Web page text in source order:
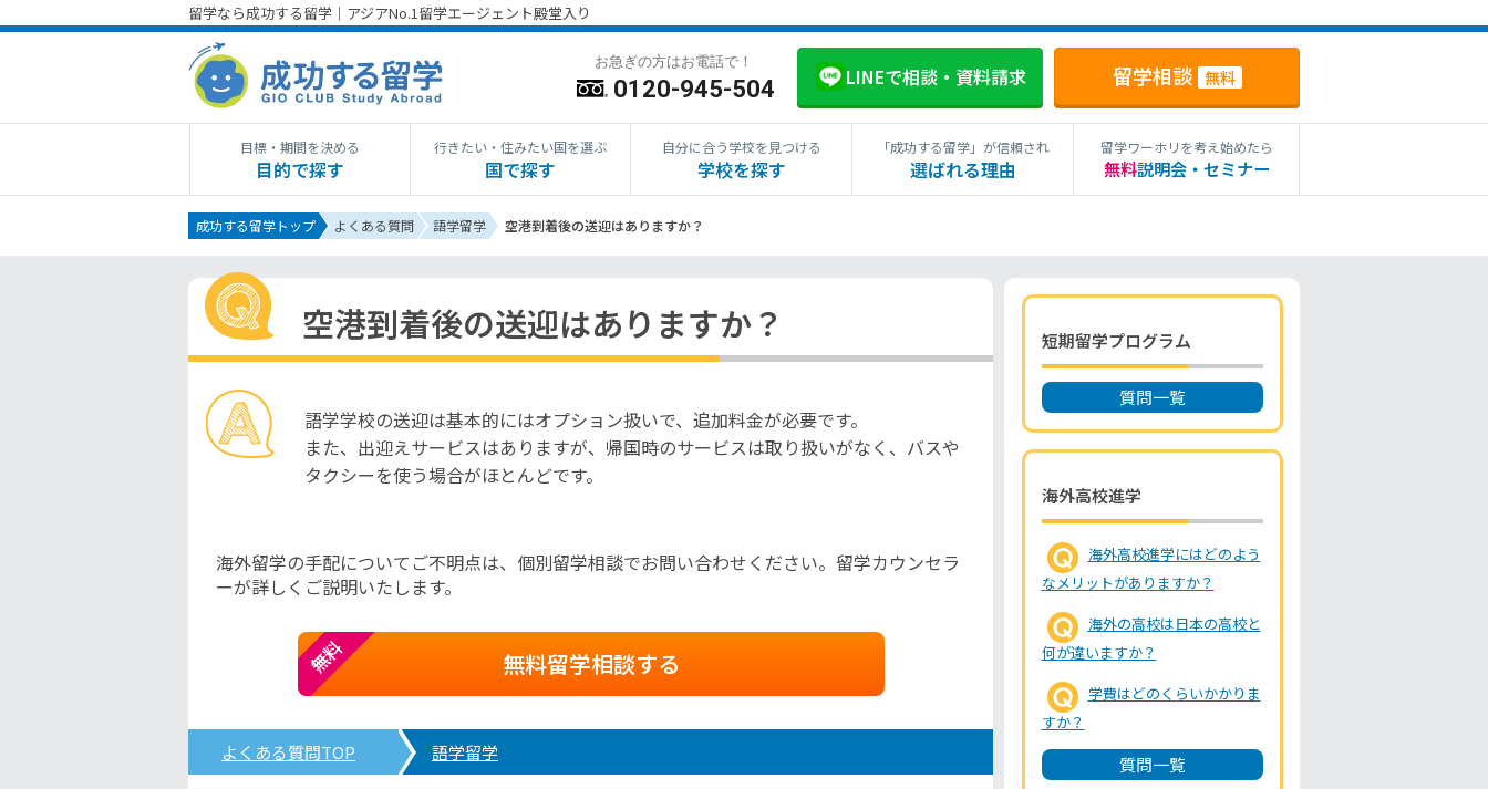
留学なら成功する留学｜アジアNo.1留学エージェント殿堂入り
お急ぎの方はお電話で！
0120-945-504 LINEで相談・資料請求 留学相談 無料
目標・期間を決める
目的で探す
行きたい・住みたい国を選ぶ
国で探す
自分に合う学校を見つける
学校を探す
「成功する留学」が信頼され
選ばれる理由
留学ワーホリを考え始めたら
無料説明会・セミナー
成功する留学トップ よくある質問 語学留学 空港到着後の送迎はありますか？
空港到着後の送迎はありますか？
語学学校の送迎は基本的にはオプション扱いで、追加料金が必要です。
また、出迎えサービスはありますが、帰国時のサービスは取り扱いがなく、バスや
タクシーを使う場合がほとんどです。
海外留学の手配についてご不明点は、個別留学相談でお問い合わせください。留学カウンセラ
ーが詳しくご説明いたします。
無料留学相談する
無料
よくある質問TOP 語学留学
短期留学プログラム
質問一覧
海外高校進学
海外高校進学にはどのよう
なメリットがありますか？
海外の高校は日本の高校と
何が違いますか？
学費はどのくらいかかりま
すか？
質問一覧